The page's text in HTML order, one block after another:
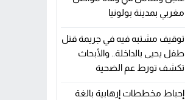
مغربي بمدينة بولونيا
توقيف مشتبه فيه في جريمة قتل
طفل يحيى بالداخلة.. والأبحاث
تكشف تورط عم الضحية
إحباط مخططات إرهابية بالغة